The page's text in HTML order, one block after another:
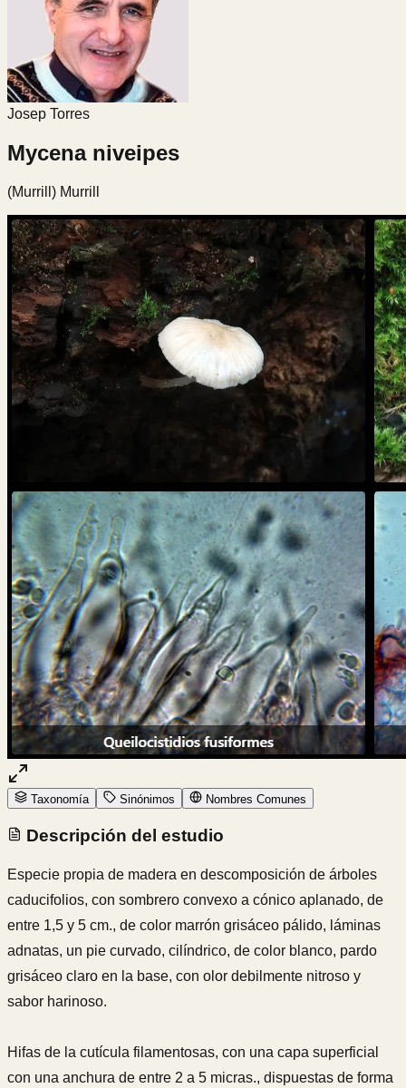
Josep Torres
Mycena niveipes
(Murrill) Murrill
Taxonomía Sinónimos Nombres Comunes
Descripción del estudio
Especie propia de madera en descomposición de árboles
caducifolios, con sombrero convexo a cónico aplanado, de
entre 1,5 y 5 cm., de color marrón grisáceo pálido, láminas
adnatas, un pie curvado, cilíndrico, de color blanco, pardo
grisáceo claro en la base, con olor debilmente nitroso y
sabor harinoso.
Hifas de la cutícula filamentosas, con una capa superficial
con una anchura de entre 2 a 5 micras., dispuestas de forma